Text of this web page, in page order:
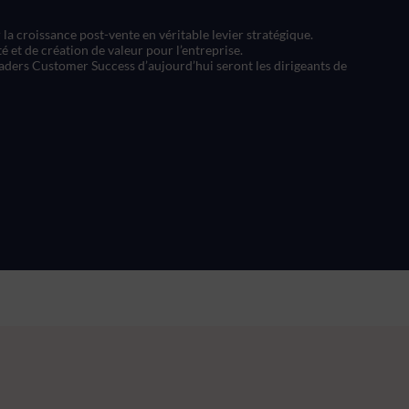
la croissance post-vente en véritable levier stratégique.
et de création de valeur pour l’entreprise.
Customer Success d’aujourd’hui seront les dirigeants de